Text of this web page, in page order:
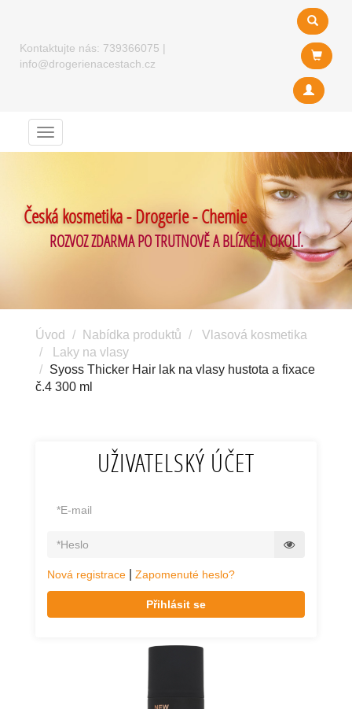
Kontaktujte nás: 739366075 |
info@drogerienacestach.cz
Menu
Česká kosmetika - Drogerie - Chemie
ROZVOZ ZDARMA PO TRUTNOVĚ A BLÍZKÉM OKOLÍ.
Úvod Nabídka produktů
Vlasová kosmetika
Laky na vlasy
Syoss Thicker Hair lak na vlasy hustota a fixace
č.4 300 ml
UŽIVATELSKÝ ÚČET
Nová registrace Zapomenuté heslo?
Přihlásit se